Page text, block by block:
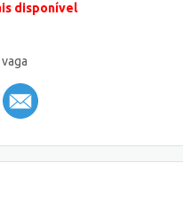
disponível